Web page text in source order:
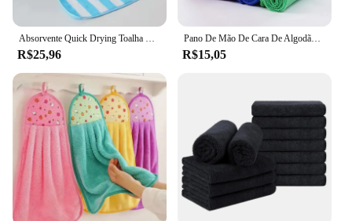
Absorvente Quick Drying Toalha De Banho Conjuntos, Listras, Mão Face Suave, Microfibra De Banheiro, Natação, Adultos, 35x75cm
R$25,96
Pano De Mão De Cara De Algodão De Fibra Macia, Toalhetes De Banho Práticos, Pano De Mão De Praia, Acessórios De Banheiro De Casa, 10Pcs
R$15,05